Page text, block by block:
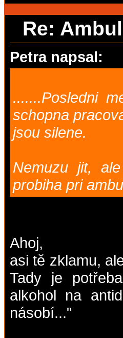
Re:
Petra napsal:
.......Posledni
schopna
jsou silene.
Nemuzu jit,
probiha pri
Ahoj,
asi tě zklamu,
Tady je
alkohol na
násobí..."